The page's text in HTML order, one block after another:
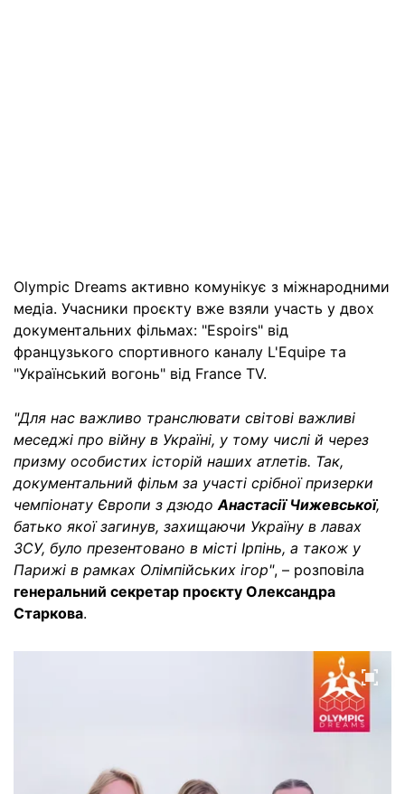
Olympic Dreams активно комунікує з міжнародними
медіа. Учасники проєкту вже взяли участь у двох
документальних фільмах: "Espoirs" від
французького спортивного каналу L'Equipe та
"Український вогонь" від France TV.
"Для нас важливо транслювати світові важливі
меседжі про війну в Україні, у тому числі й через
призму особистих історій наших атлетів. Так,
документальний фільм за участі срібної призерки
чемпіонату Європи з дзюдоАнастасії Чижевської,
батько якої загинув, захищаючи Україну в лавах
ЗСУ, було презентовано в місті Ірпінь, а також у
Парижі в рамках Олімпійських ігор", – розповіла
генеральний секретар проєкту Олександра
Старкова.